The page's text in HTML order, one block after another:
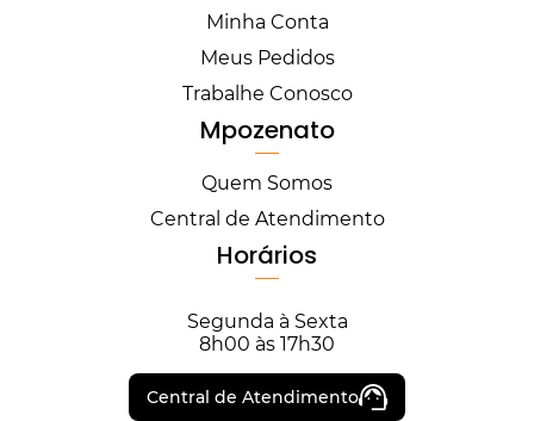
Minha Conta
Meus Pedidos
Trabalhe Conosco
Mpozenato
Quem Somos
Central de Atendimento
Horários
Segunda à Sexta
8h00 às 17h30
Central de Atendimento